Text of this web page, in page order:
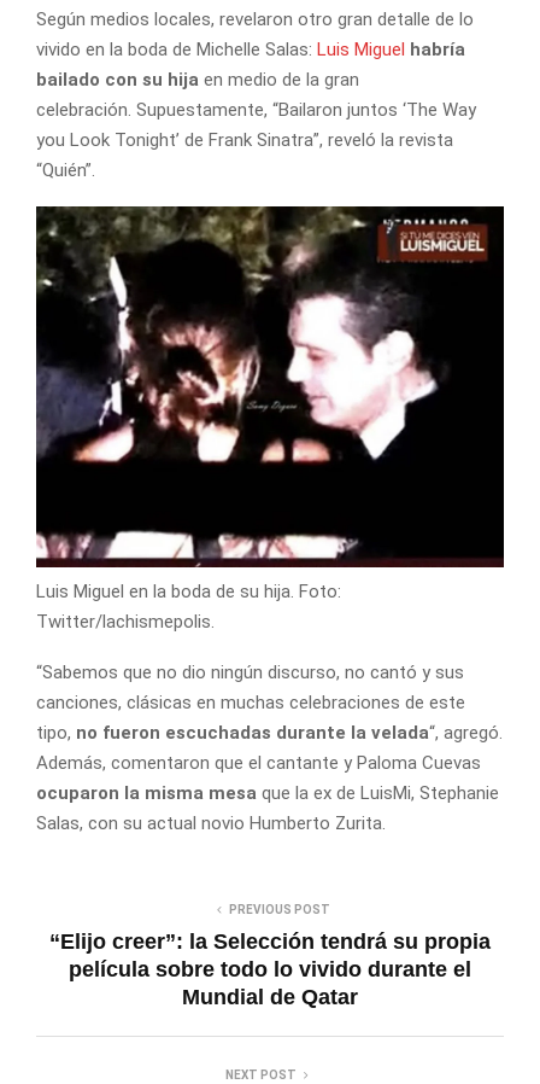
Según medios locales, revelaron otro gran detalle de lo
vivido en la boda de Michelle Salas: Luis Miguel habría
bailado con su hija en medio de la gran
celebración. Supuestamente, “Bailaron juntos ‘The Way
you Look Tonight’ de Frank Sinatra”, reveló la revista
“Quién”.
Luis Miguel en la boda de su hija. Foto:
Twitter/lachismepolis.
“Sabemos que no dio ningún discurso, no cantó y sus
canciones, clásicas en muchas celebraciones de este
tipo, no fueron escuchadas durante la velada“, agregó.
Además, comentaron que el cantante y Paloma Cuevas
ocuparon la misma mesa que la ex de LuisMi, Stephanie
Salas, con su actual novio Humberto Zurita.
PREVIOUS POST
“Elijo creer”: la Selección tendrá su propia
película sobre todo lo vivido durante el
Mundial de Qatar
NEXT POST